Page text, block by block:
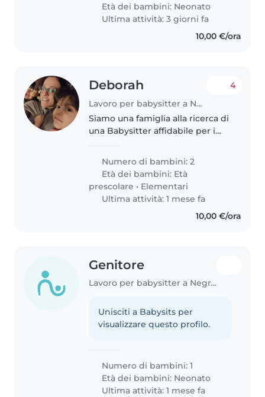
Età dei bambini: Neonato
Ultima attività: 3 giorni fa
10,00 €/ora
Deborah
Lavoro per babysitter a Negrar
4
Siamo una famiglia alla ricerca di
una Babysitter affidabile per i
figlie una bambina in età
prescolare e una in età..
Numero di bambini: 2
Età dei bambini: Età
prescolare • Elementari
Ultima attività: 1 mese fa
10,00 €/ora
Genitore
Lavoro per babysitter a Negrar
Unisciti a Babysits per
visualizzare questo profilo.
Numero di bambini: 1
Età dei bambini: Neonato
Ultima attività: 1 mese fa